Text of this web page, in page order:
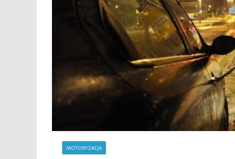
MOTORYZACJA